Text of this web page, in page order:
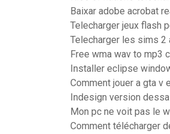
Baixar adobe acrobat
Telecharger jeux flash
Telecharger les sims
Free wma wav to mp3
Installer eclipse
Comment jouer a gta v
Indesign version
Mon pc ne voit pas le
Comment télécharger